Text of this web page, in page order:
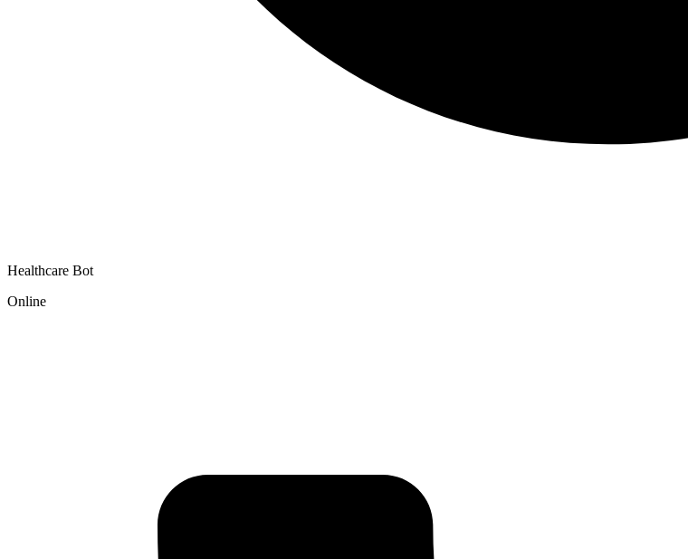
Healthcare Bot
Online